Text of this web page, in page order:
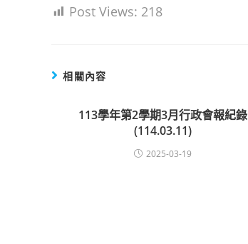
Post Views: 218
相關內容
113學年第2學期3月行政會報紀錄
(114.03.11)
2025-03-19